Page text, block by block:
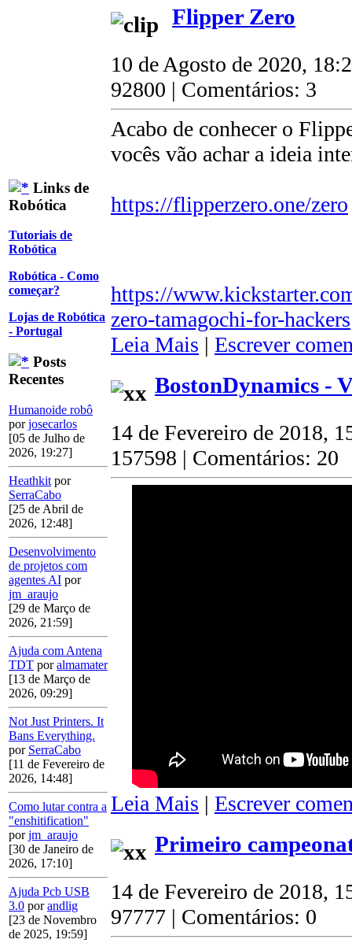
Links de
Robótica
Tutoriais de
Robótica
Robótica - Como
começar?
Lojas de Robótica
- Portugal
Posts
Recentes
Humanoide robô
porjosecarlos
[05 de Julho de
2026, 19:27]
Heathkit por
SerraCabo
[25 de Abril de
2026, 12:48]
Desenvolvimento
de projetos com
agentes AI por
jm_araujo
[29 de Março de
2026, 21:59]
Ajuda com Antena
TDT poralmamater
[13 de Março de
2026, 09:29]
Not Just Printers. It
Bans Everything.
por SerraCabo
[11 de Fevereiro de
2026, 14:48]
Como lutar contra a
"enshitification"
porjm_araujo
[30 de Janeiro de
2026, 17:10]
Ajuda Pcb USB
3.0 porandlig
[23 de Novembro
de 2025, 19:59]
Flipper Zero
10 de Agosto de 2020,
92800 | Comentários: 3
Acabo de conhecer o
vocês vão achar a ideia
https://flipperzero.one/zero
https://
zero-tamagochi-for-hackers
Leia Mais | Escrever
BostonDynamics -
14 de Fevereiro de 2018,
157598 | Comentários: 20
Leia Mais | Escrever
Primeiro
14 de Fevereiro de 2018,
97777 | Comentários: 0